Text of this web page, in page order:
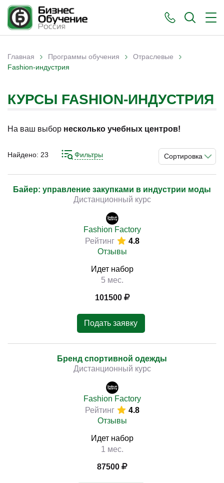
Вы здесь
Главная › Программы обучения › Отраслевые ›
Fashion-индустрия
КУРСЫ FASHION-ИНДУСТРИЯ
На ваш выбор несколько учебных центров!
Сортировка
Найдено: 23 Фильтры
Байер: управление закупками в индустрии моды
Дистанционный курс
Fashion Factory
Рейтинг
4.8
Отзывы
Идет набор
5 мес.
101500
Подать заявку
Бренд спортивной одежды
Дистанционный курс
Fashion Factory
Рейтинг
4.8
Отзывы
Идет набор
1 мес.
87500